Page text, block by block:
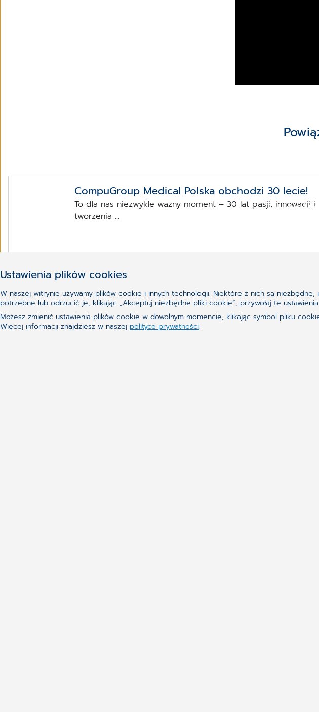
Tak
CompuGroup Medical Polska obchodzi 30 lecie!
To dla nas niezwykle ważny moment – 30 lat pasji, innowacji i
tworzenia ...
Ustawienia plików cookies
W naszej witrynie używamy plików cookie i innych technologii. Niektóre z nich są
potrzebne lub odrzucić je, klikając „Akceptuj niezbędne pliki cookie”, przywołaj te
Możesz zmienić ustawienia plików cookie w dowolnym momencie, klikając symbol pliku
Więcej informacji znajdziesz w naszej polityce prywatności.